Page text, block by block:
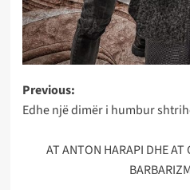
Post
navigation
Previous:
Edhe një dimër i humbur
AT ANTON HARAPI DHE